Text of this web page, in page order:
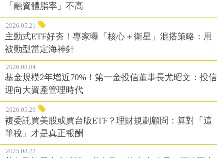
「融資體脂率」不高
2026.05.21
主動式ETF好夯！專家曝「核心＋衛星」混搭策略：用
被動型當定海神針
2026.08.04
基金規模2年增近70%！第一金投信董事長尤昭文：投信
迎向大資產管理時代
2026.05.29
複委託買美股或買台版ETF？理財規劃顧問：算對「這
筆稅」才是真正報酬
2025.08.22